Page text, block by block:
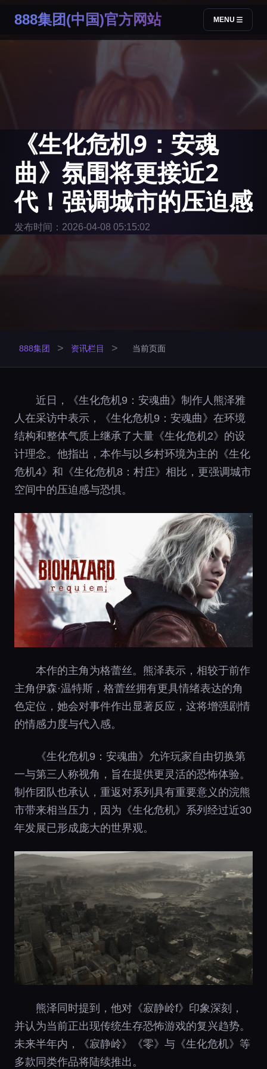
888集团(中国)官方网站 MENU
《生化危机9：安魂
曲》氛围将更接近2
代！强调城市的压迫感
发布时间：2026-04-08 05:15:02
888集团 > 资讯栏目 > 当前页面
近日，《生化危机9：安魂曲》制作人熊泽雅
人在采访中表示，《生化危机9：安魂曲》在环境
结构和整体气质上继承了大量《生化危机2》的设
计理念。他指出，本作与以乡村环境为主的《生化
危机4》和《生化危机8：村庄》相比，更强调城市
空间中的压迫感与恐惧。
本作的主角为格蕾丝。熊泽表示，相较于前作
主角伊森·温特斯，格蕾丝拥有更具情绪表达的角
色定位，她会对事件作出显著反应，这将增强剧情
的情感力度与代入感。
《生化危机9：安魂曲》允许玩家自由切换第
一与第三人称视角，旨在提供更灵活的恐怖体验。
制作团队也承认，重返对系列具有重要意义的浣熊
市带来相当压力，因为《生化危机》系列经过近30
年发展已形成庞大的世界观。
熊泽同时提到，他对《寂静岭f》印象深刻，
并认为当前正出现传统生存恐怖游戏的复兴趋势。
未来半年内，《寂静岭》《零》与《生化危机》等
多款同类作品将陆续推出。